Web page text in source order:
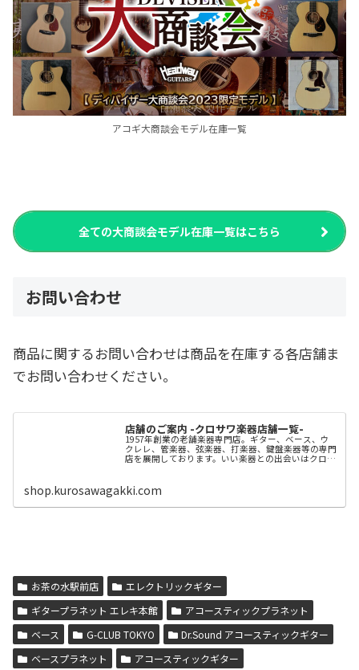
アコギ大商談会モデル在庫一覧
全ての大商談会モデル在庫一覧はこちら
お問い合わせ
商品に関するお問い合わせは商品を在庫する各店舗ま
でお問い合わせください。
店舗のご案内 -クロサワ楽器店舗一覧-
1957年創業の老舗楽器専門店。ギター、ベース、ウ
クレレ、管楽器、弦楽器、打楽器、鍵盤楽器等の専門
店を展開しております。いい楽器との出会いはクロサ
shop.kurosawagakki.com
お茶の水駅前店
エレクトリックギター
ギタープラネット エレキ本館
アコースティックプラネット
ベース
G-CLUB TOKYO
Dr.Sound アコースティックギター
ベースプラネット
アコースティックギター